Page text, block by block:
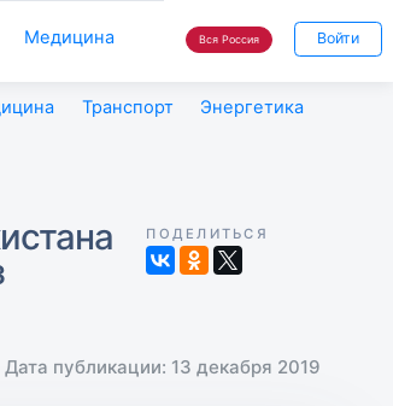
Медицина Вся Россия Войти
Транспорт Энергетика
ПОДЕЛИТЬСЯ
Дата публикации: 13 декабря 2019